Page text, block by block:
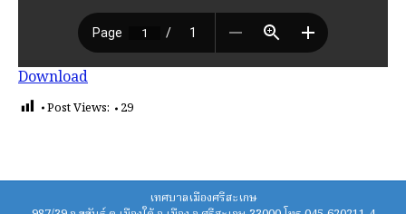
Download
Post Views: 29
เทศบาลเมืองศรีสะเกษ